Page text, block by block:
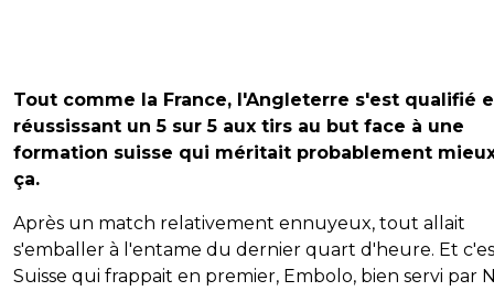
Tout comme la France, l'Angleterre s'est qualifié
réussissant un 5 sur 5 aux tirs au but face à une
formation suisse qui méritait probablement
ça.
Après un match relativement ennuyeux, tout allait
s'emballer à l'entame du dernier quart d'heure. Et
Suisse qui frappait en premier, Embolo, bien servi par